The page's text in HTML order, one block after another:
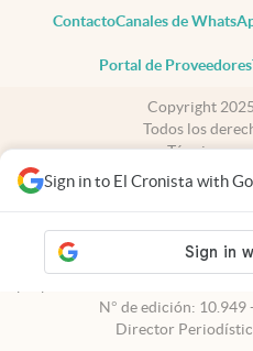
Sign in to El Cronista with
ContactoCanales de
Portal de Proveedores
Copyright
Todos los
Términos y
cronista.com
es propiedad de El
N° de edición: 10.949
Director